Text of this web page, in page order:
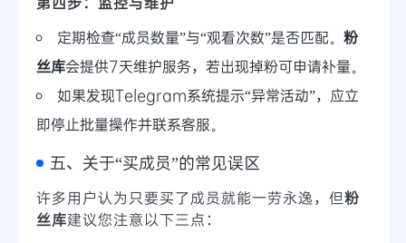
定期检查“成员数量”与“观看次数”是否匹配。 粉
丝库会提供7天维护服务，若出现掉粉可申请补量。
如果发现Telegram系统提示“异常活动”，应立
即停止批量操作并联系客服。
五、关于“买成员”的常见误区
许多用户认为只要买了成员就能一劳永逸，但粉
丝库建议您注意以下三点：